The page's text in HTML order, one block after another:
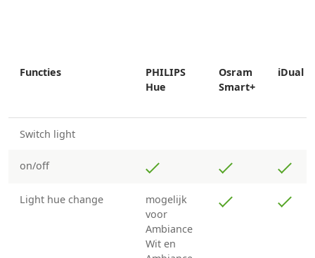
Functies
PHILIPS
Hue
Osram
Smart+
iDual
Switch light
on/off
Light hue change
mogelijk
voor
Ambiance
Wit en